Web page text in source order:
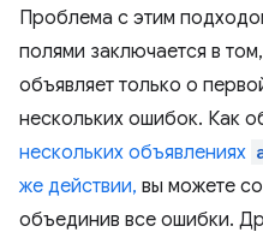
Проблема с этим
полями заключается в
объявляет только о
нескольких ошибок. Как
нескольких объявлениях
же действии, вы можете
объединив все ошибки.